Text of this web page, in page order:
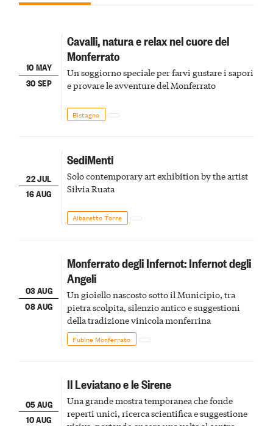
10 MAY
30 SEP
Cavalli, natura e relax nel cuore del
Monferrato
Un soggiorno speciale per farvi gustare i sapori
e provare le avventure del Monferrato
Bistagno
22 JUL
16 AUG
SediMenti
Solo contemporary art exhibition by the artist
Silvia Ruata
Albaretto Torre
03 AUG
08 AUG
Monferrato degli Infernot: Infernot degli
Angeli
Un gioiello nascosto sotto il Municipio, tra
pietra scolpita, silenzio antico e suggestioni
della tradizione vinicola monferrina
Fubine Monferrato
05 AUG
10 AUG
Il Leviatano e le Sirene
Una grande mostra temporanea che fonde
reperti unici, ricerca scientifica e suggestione